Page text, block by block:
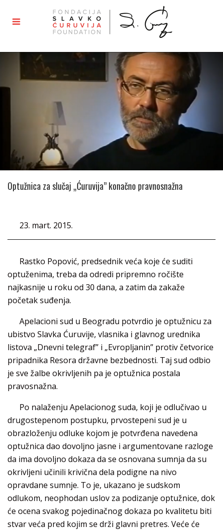
Optužnica za slučaj „Ćuruvija” konačno pravnosnažna
23. mart. 2015.
Rastko Popović, predsednik veća koje će suditi
optuženima, treba da odredi pripremno ročište
najkasnije u roku od 30 dana, a zatim da zakaže
početak suđenja.
Apelacioni sud u Beogradu potvrdio je optužnicu za
ubistvo Slavka Ćuruvije, vlasnika i glavnog urednika
listova „Dnevni telegraf” i „Evropljanin” protiv četvorice
pripadnika Resora državne bezbednosti. Taj sud odbio
je sve žalbe okrivljenih pa je optužnica postala
pravosnažna.
Po nalaženju Apelacionog suda, koji je odlučivao u
drugostepenom postupku, prvostepeni sud je u
obrazloženju odluke kojom je potvrđena navedena
optužnica dao dovoljno jasne i argumentovane razloge
da ima dovoljno dokaza da se osnovana sumnja da su
okrivljeni učinili krivična dela podigne na nivo
opravdane sumnje. To je, ukazano je sudskom
odlukom, neophodan uslov za podizanje optužnice, dok
će ocena svakog pojedinačnog dokaza po kvalitetu biti
stvar veća pred kojim se drži glavni pretres. Veće će